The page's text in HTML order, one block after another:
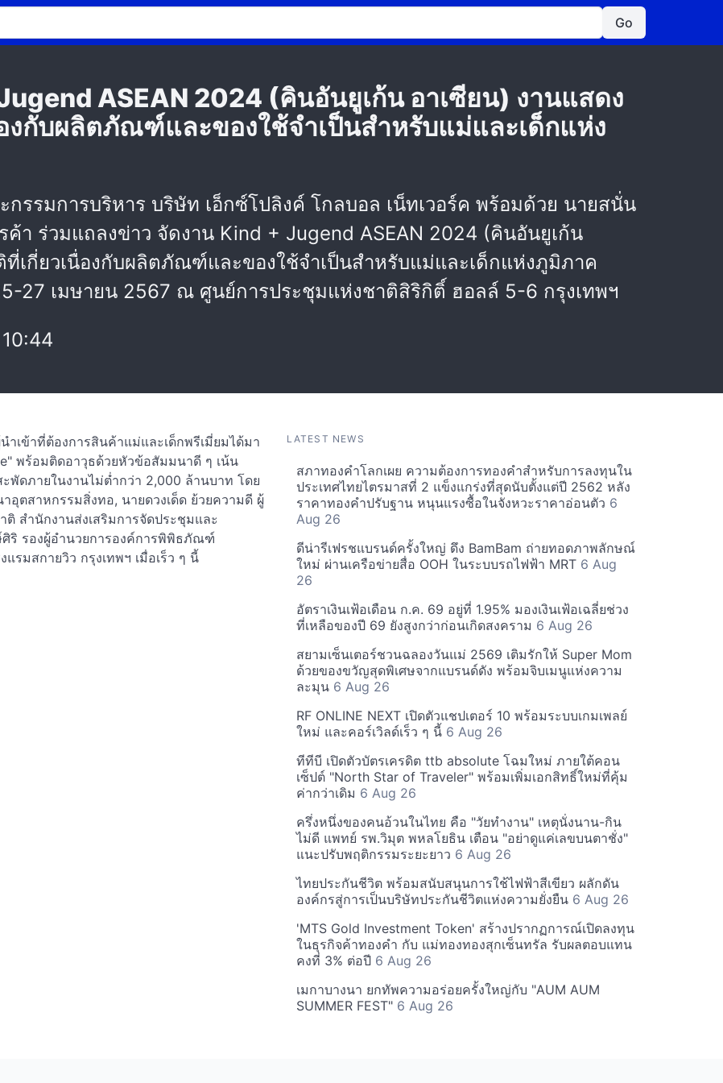
Go
ASEAN 2024 (คินอันยูเก้น อาเซียน) งานแสดง
งกับผลิตภัณฑ์และของใช้จำเป็นสำหรับแม่และเด็กแห่ง
รมการบริหาร บริษัท เอ็กซ์โปลิงค์ โกลบอล เน็ทเวอร์ค พร้อมด้วย นายสนั่น
า ร่วมแถลงข่าว จัดงาน Kind + Jugend ASEAN 2024 (คินอันยูเก้น
เกี่ยวเนื่องกับผลิตภัณฑ์และของใช้จำเป็นสำหรับแม่และเด็กแห่งภูมิภาค
27 เมษายน 2567 ณ ศูนย์การประชุมแห่งชาติสิริกิติ์ ฮอลล์ 5-6 กรุงเทพฯ
เข้าที่ต้องการสินค้าแม่และเด็กพรีเมี่ยมได้มา
พร้อมติดอาวุธด้วยหัวข้อสัมมนาดี ๆ เน้น
พัดภายในงานไม่ต่ำกว่า 2,000 ล้านบาท โดย
ตสาหกรรมสิ่งทอ, นายดวงเด็ด ย้วยความดี ผู้
สำนักงานส่งเสริมการจัดประชุมและ
ริ รองผู้อำนวยการองค์การพิพิธภัณฑ์
รมสกายวิว กรุงเทพฯ เมื่อเร็ว ๆ นี้
LATEST NEWS
สภาทองคำโลกเผย ความต้องการทองคำสำหรับการลงทุนใน
ประเทศไทยไตรมาสที่ 2 แข็งแกร่งที่สุดนับตั้งแต่ปี 2562 หลัง
ราคาทองคำปรับฐาน หนุนแรงซื้อในจังหวะราคาอ่อนตัว 6
Aug 26
ดีน่ารีเฟรชแบรนด์ครั้งใหญ่ ดึง BamBam ถ่ายทอดภาพลักษณ์
ใหม่ ผ่านเครือข่ายสื่อ OOH ในระบบรถไฟฟ้า MRT 6 Aug
26
อัตราเงินเฟ้อเดือน ก.ค. 69 อยู่ที่ 1.95% มองเงินเฟ้อเฉลี่ยช่วง
ที่เหลือของปี 69 ยังสูงกว่าก่อนเกิดสงคราม 6 Aug 26
สยามเซ็นเตอร์ชวนฉลองวันแม่ 2569 เติมรักให้ Super Mom
ด้วยของขวัญสุดพิเศษจากแบรนด์ดัง พร้อมจิบเมนูแห่งความ
ละมุน 6 Aug 26
RF ONLINE NEXT เปิดตัวแชปเตอร์ 10 พร้อมระบบเกมเพลย์
ใหม่ และคอร์เวิลด์เร็ว ๆ นี้ 6 Aug 26
ทีทีบี เปิดตัวบัตรเครดิต ttb absolute โฉมใหม่ ภายใต้คอน
เซ็ปต์ "North Star of Traveler" พร้อมเพิ่มเอกสิทธิ์ใหม่ที่คุ้ม
ค่ากว่าเดิม 6 Aug 26
ครึ่งหนึ่งของคนอ้วนในไทย คือ "วัยทำงาน" เหตุนั่งนาน-กิน
ไม่ดี แพทย์ รพ.วิมุต พหลโยธิน เตือน "อย่าดูแค่เลขบนตาชั่ง"
แนะปรับพฤติกรรมระยะยาว 6 Aug 26
ไทยประกันชีวิต พร้อมสนับสนุนการใช้ไฟฟ้าสีเขียว ผลักดัน
องค์กรสู่การเป็นบริษัทประกันชีวิตแห่งความยั่งยืน 6 Aug 26
'MTS Gold Investment Token' สร้างปรากฏการณ์เปิดลงทุน
ในธุรกิจค้าทองคำ กับ แม่ทองทองสุกเซ็นทรัล รับผลตอบแทน
คงที่ 3% ต่อปี 6 Aug 26
เมกาบางนา ยกทัพความอร่อยครั้งใหญ่กับ "AUM AUM
SUMMER FEST" 6 Aug 26